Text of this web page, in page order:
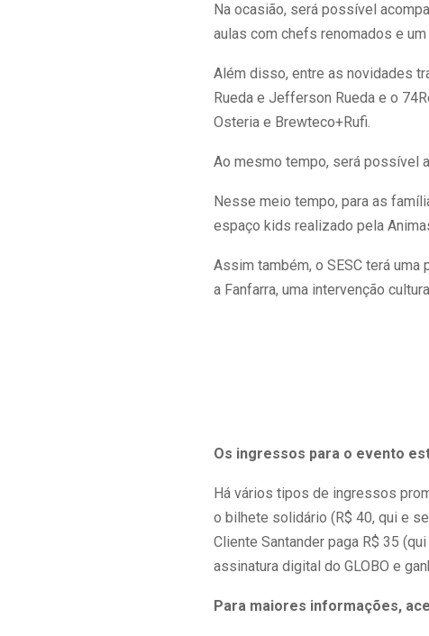
Na ocasião, será possível
aulas com chefs renomados e
Além disso, entre as novidades
Rueda e Jefferson Rueda e o
Osteria e Brewteco+Rufi.
Ao mesmo tempo, será possível
Nesse meio tempo, para as
espaço kids realizado pela
Assim também, o SESC terá
a Fanfarra, uma intervenção
Os ingressos para o evento
Há vários tipos de ingressos
o bilhete solidário (R$ 40, qui e
Cliente Santander paga R$ 35
assinatura digital do GLOBO e
Para maiores informações,